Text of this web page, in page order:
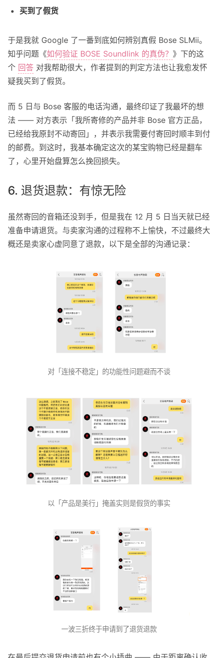
买到了假货
于是我就 Google 了一番到底如何辨别真假 Bose SLMii。
知乎问题《如何验证 BOSE Soundlink 的真伪？ 》下的这
个 回答 对我帮助很大，作者提到的判定方法也让我愈发怀
疑我买到了假货。
而 5 日与 Bose 客服的电话沟通，最终印证了我最坏的想
法 —— 对方表示「我所寄修的产品并非 Bose 官方正品，
已经给我原封不动寄回」，并表示我需要付寄回时顺丰到付
的邮费。到这时，我基本确定这次的某宝购物已经是翻车
了，心里开始盘算怎么挽回损失。
6. 退货退款：有惊无险
虽然寄回的音箱还没到手，但是我在 12 月 5 日当天就已经
准备申请退货。与卖家沟通的过程称不上愉快，不过最终大
概还是卖家心虚同意了退款，以下是全部的沟通记录：
对「连接不稳定」的功能性问题避而不谈
以「产品是美行」掩盖实则是假货的事实
一波三折终于申请到了退货退款